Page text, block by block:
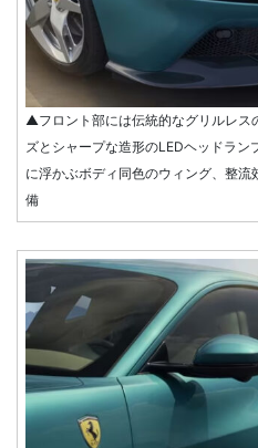
▲フロント部には伝統的なグリルレス
ズとシャープな造形のLEDヘッドラ
に浮かぶボディ同色のウィング、整
備